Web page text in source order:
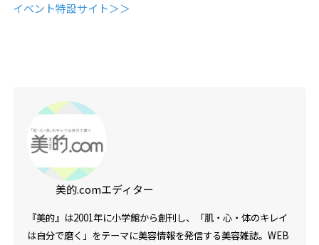
イベント特設サイト＞＞
美的.comエディター
『美的』は2001年に小学館から創刊し、「肌・心・体のキレイ
は自分で磨く」をテーマに美容情報を発信する美容雑誌。WEB